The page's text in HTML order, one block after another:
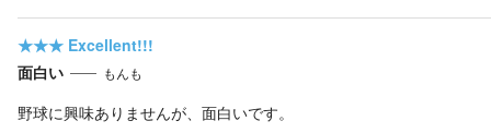
★★★ Excellent!!!
面白い
もんも
野球に興味ありませんが、面白いです。